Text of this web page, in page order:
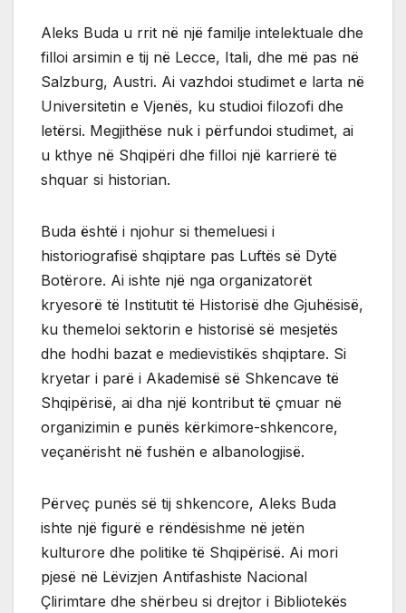
Aleks Buda u rrit në një familje intelektuale dhe
filloi arsimin e tij në Lecce, Itali, dhe më pas në
Salzburg, Austri. Ai vazhdoi studimet e larta në
Universitetin e Vjenës, ku studioi filozofi dhe
letërsi. Megjithëse nuk i përfundoi studimet, ai
u kthye në Shqipëri dhe filloi një karrierë të
shquar si historian.
Buda është i njohur si themeluesi i
historiografisë shqiptare pas Luftës së Dytë
Botërore. Ai ishte një nga organizatorët
kryesorë të Institutit të Historisë dhe Gjuhësisë,
ku themeloi sektorin e historisë së mesjetës
dhe hodhi bazat e medievistikës shqiptare. Si
kryetar i parë i Akademisë së Shkencave të
Shqipërisë, ai dha një kontribut të çmuar në
organizimin e punës kërkimore-shkencore,
veçanërisht në fushën e albanologjisë.
Përveç punës së tij shkencore, Aleks Buda
ishte një figurë e rëndësishme në jetën
kulturore dhe politike të Shqipërisë. Ai mori
pjesë në Lëvizjen Antifashiste Nacional
Çlirimtare dhe shërbeu si drejtor i Bibliotekës